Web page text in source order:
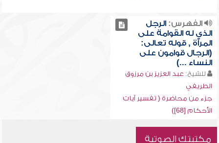
الفهرس:الرجل
الذي له القوامة على
المرأة , قوله تعالى:
(الرجال قوامون على
النساء ...)
للشيخ: عبد العزيز بن مرزوق
الطريفي
جزء من محاضرة ( تفسير آيات
الأحكام [68])
مكتبتك الصوتية